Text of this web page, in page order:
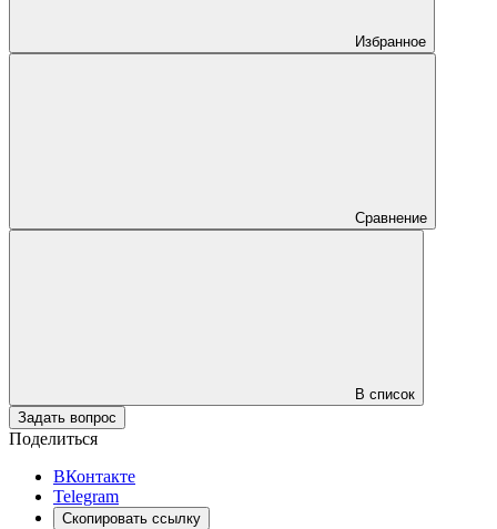
Избранное
Сравнение
В список
Задать вопрос
Поделиться
ВКонтакте
Telegram
Скопировать ссылку